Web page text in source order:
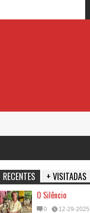
RECENTES + VISITADAS
O Silêncio
0 12-29-2025